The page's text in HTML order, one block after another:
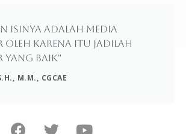
isinya adalah media
oleh karena itu jadilah
yang baik"
M.M., CGCAE